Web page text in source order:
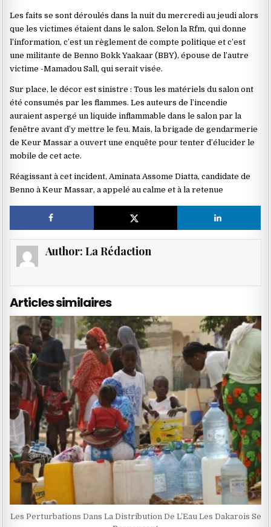
Les faits se sont déroulés dans la nuit du mercredi au jeudi alors
que les victimes étaient dans le salon. Selon la Rfm, qui donne
l’information, c’est un règlement de compte politique et c’est
une militante de Benno Bokk Yaakaar (BBY), épouse de l’autre
victime -Mamadou Sall, qui serait visée.
Sur place, le décor est sinistre : Tous les matériels du salon ont
été consumés par les flammes. Les auteurs de l’incendie
auraient aspergé un liquide inflammable dans le salon par la
fenêtre avant d’y mettre le feu. Mais, la brigade de gendarmerie
de Keur Massar a ouvert une enquête pour tenter d’élucider le
mobile de cet acte.
Réagissant à cet incident, Aminata Assome Diatta, candidate de
Benno à Keur Massar, a appelé au calme et à la retenue
Author: La Rédaction
Articles similaires
Les Perturbations Dans La Distribution De L’Eau Les Dakarois Se